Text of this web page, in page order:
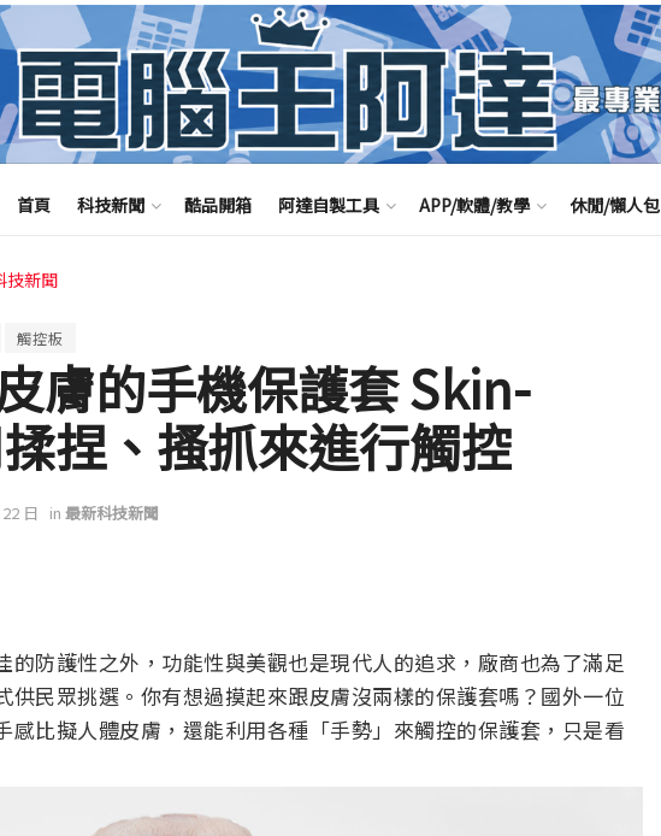
首頁 科技新聞 酷品開箱 阿達自製工具 APP/軟體/教學 休閒/懶人包
技新聞
觸控板
膚的手機保護套 Skin-
捏、搔抓來進行觸控
日 in 最新科技新聞
的防護性之外，功能性與美觀也是現代人的追求，廠商也為了滿足
供民眾挑選。你有想過摸起來跟皮膚沒兩樣的保護套嗎？國外一位
感比擬人體皮膚，還能利用各種「手勢」來觸控的保護套，只是看